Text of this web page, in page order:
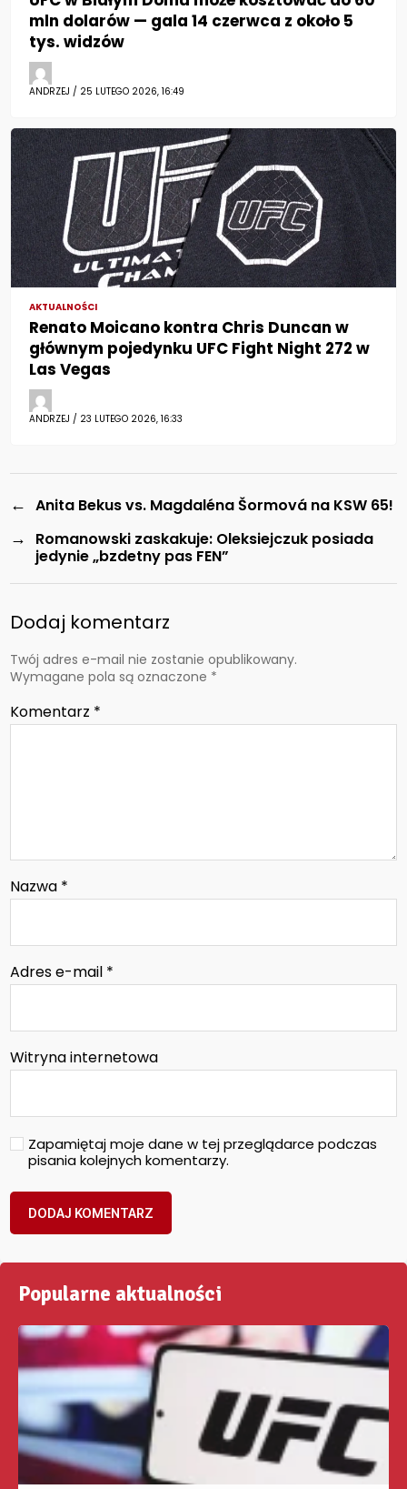
mln dolarów — gala 14 czerwca z około 5
tys. widzów
ANDRZEJ / 25 LUTEGO 2026, 16:49
AKTUALNOŚCI
Renato Moicano kontra Chris Duncan w
głównym pojedynku UFC Fight Night 272 w
Las Vegas
ANDRZEJ / 23 LUTEGO 2026, 16:33
← Anita Bekus vs. Magdaléna Šormová na KSW 65!
→
Romanowski zaskakuje: Oleksiejczuk posiada
jedynie „bzdetny pas FEN”
Dodaj komentarz
Twój adres e-mail nie zostanie opublikowany.
Wymagane pola są oznaczone *
Komentarz *
Nazwa *
Adres e-mail *
Witryna internetowa
Zapamiętaj moje dane w tej przeglądarce podczas
pisania kolejnych komentarzy.
Popularne aktualności